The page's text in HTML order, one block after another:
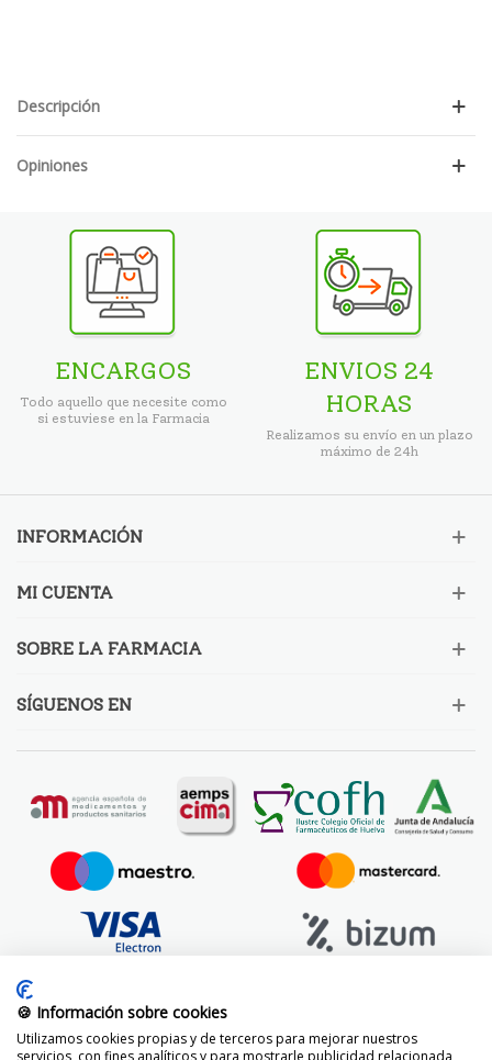
Descripción
Opiniones
ENCARGOS
Todo aquello que necesite como
si estuviese en la Farmacia
ENVIOS 24
HORAS
Realizamos su envío en un plazo
máximo de 24h
INFORMACIÓN
MI CUENTA
SOBRE LA FARMACIA
SÍGUENOS EN
🍪 Información sobre cookies
Utilizamos cookies propias y de terceros para mejorar nuestros
servicios, con fines analíticos y para mostrarle publicidad relacionada